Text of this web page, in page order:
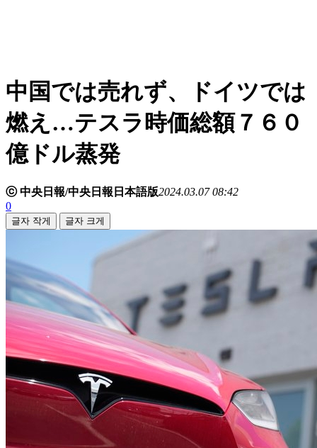
中国では売れず、ドイツでは
燃え…テスラ時価総額７６０
億ドル蒸発
ⓒ 中央日報/中央日報日本語版2024.03.07 08:42
0
글자 작게 글자 크게